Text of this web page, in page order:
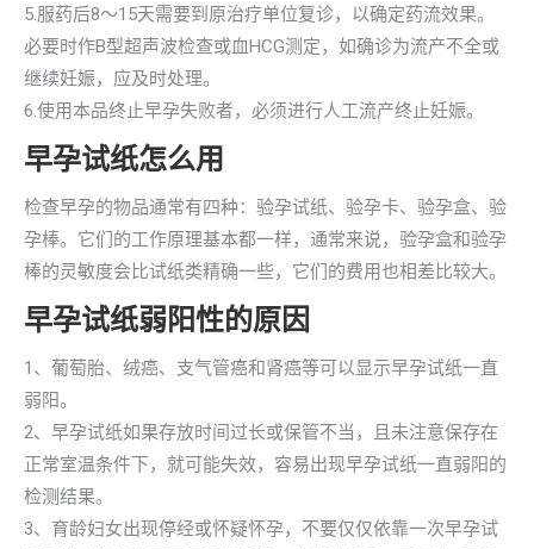
5.服药后8～15天需要到原治疗单位复诊，以确定药流效果。
必要时作B型超声波检查或血HCG测定，如确诊为流产不全或
继续妊娠，应及时处理。
6.使用本品终止早孕失败者，必须进行人工流产终止妊娠。
早孕试纸怎么用
检查早孕的物品通常有四种：验孕试纸、验孕卡、验孕盒、验
孕棒。它们的工作原理基本都一样，通常来说，验孕盒和验孕
棒的灵敏度会比试纸类精确一些，它们的费用也相差比较大。
早孕试纸弱阳性的原因
1、葡萄胎、绒癌、支气管癌和肾癌等可以显示早孕试纸一直
弱阳。
2、早孕试纸如果存放时间过长或保管不当，且未注意保存在
正常室温条件下，就可能失效，容易出现早孕试纸一直弱阳的
检测结果。
3、育龄妇女出现停经或怀疑怀孕，不要仅仅依靠一次早孕试